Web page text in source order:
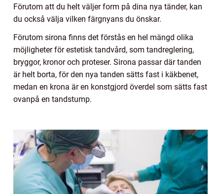
Förutom att du helt väljer form på dina nya tänder, kan
du också välja vilken färgnyans du önskar.
Förutom sirona finns det förstås en hel mängd olika
möjligheter för estetisk tandvård, som tandreglering,
bryggor, kronor och proteser. Sirona passar där tanden
är helt borta, för den nya tanden sätts fast i käkbenet,
medan en krona är en konstgjord överdel som sätts fast
ovanpå en tandstump.